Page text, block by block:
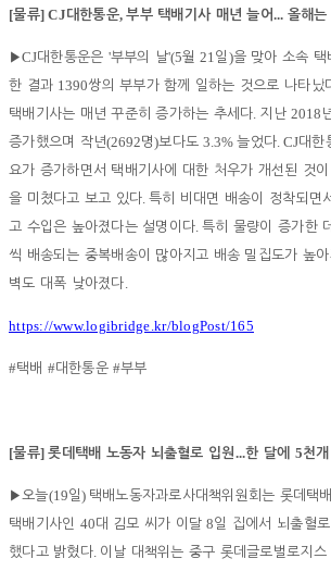
[물류] CJ대한통운,부부 택배기사 매년 늘어... 올해는
▶CJ대한통운은 '부부의 날'(5월21일 )을 맞아 소속 택
한 결과 1390쌍의 부부가 함께 일하는 것으로 나타났
택배기사는 매년 꾸준히 증가하는 추세다. 지난2018
증가했으며 작년(2692명)보다도3.3%늘었다. CJ대한
요가 증가하면서 택배기사에 대한 처우가 개선된 것
을 미쳤다고 보고 있다.특히 비대면 배송이 정착되면
고 수입은 높아졌다는 설명이다.특히 물량이 증가한
씩 배송되는 중복배송이 많아지고 배송 밀집도가 높
벽도 대폭 낮아졌다.
https://www.logibridge.kr/blogPost/165
#택배 #대한통운#부부
[물류]롯데택배 노동자 뇌출혈로 입원...한 달에 5천
▶오늘(19일) 택배노동자과로사대책위원회는 롯데택
택배기사인 40대 김모 씨가 이달8일 집에서 뇌출혈
했다고 밝혔다. 이날 대책위는 중구 롯데글로벌로지